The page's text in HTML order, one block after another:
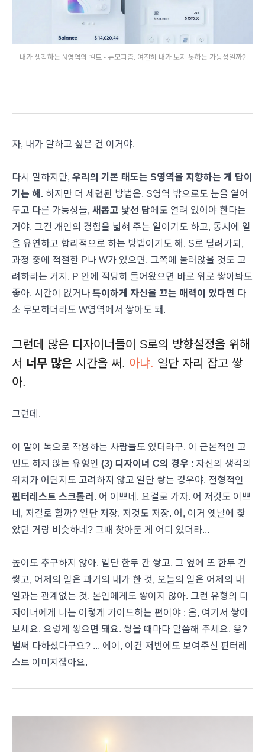
내가 생각하는 N영역의 컬트 - 뉴모피즘. 여전히 내가 보지 못하는 가능성일까?
자, 내가 말하고 싶은 건 이거야.
다시 말하지만, 우리의 기본 태도는 S영역을 지향하는 게 답이
기는 해. 하지만 더 세련된 방법은, S영역 밖으로도 눈을 열어
두고 다른 가능성들, 새롭고 낯선 답에도 열려 있어야 한다는
거야. 그건 개인의 경험을 넓혀 주는 일이기도 하고, 동시에 일
을 유연하고 합리적으로 하는 방법이기도 해. S로 달려가되,
과정 중에 적절한 P나 W가 있으면, 그쪽에 눌러앉을 것도 고
려하라는 거지. P 안에 적당히 들어왔으면 바로 위로 쌓아봐도
좋아. 시간이 없거나 특이하게 자신을 끄는 매력이 있다면 다
소 무모하더라도 W영역에서 쌓아도 돼.
그런데 많은 디자이너들이 S로의 방향설정을 위해
서 너무 많은 시간을 써. 아냐. 일단 자리 잡고 쌓
아.
그런데.
이 말이 독으로 작용하는 사람들도 있더라구. 이 근본적인 고
민도 하지 않는 유형인 (3) 디자이너 C의 경우 : 자신의 생각의
위치가 어딘지도 고려하지 않고 일단 쌓는 경우야. 전형적인
핀터레스트 스크롤러. 어 이쁘네. 요걸로 가자. 어 저것도 이쁘
네, 저걸로 할까? 일단 저장. 저것도 저장. 어, 이거 옛날에 찾
았던 거랑 비슷하네? 그때 찾아둔 게 어디 있더라...
높이도 추구하지 않아. 일단 한두 칸 쌓고, 그 옆에 또 한두 칸
쌓고, 어제의 일은 과거의 내가 한 것, 오늘의 일은 어제의 내
일과는 관계없는 것. 본인에게도 쌓이지 않아. 그런 유형의 디
자이너에게 나는 이렇게 가이드하는 편이야 : 음, 여기서 쌓아
보세요. 요렇게 쌓으면 돼요. 쌓을 때마다 말씀해 주세요. 응?
벌써 다하셨다구요? ... 에이, 이건 저번에도 보여주신 핀터레
스트 이미지잖아요.